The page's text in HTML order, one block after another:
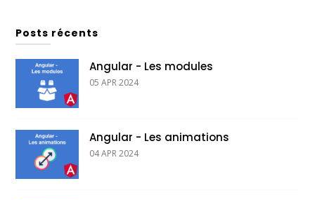
Posts récents
Angular - Les modules
05 APR 2024
Angular - Les animations
04 APR 2024